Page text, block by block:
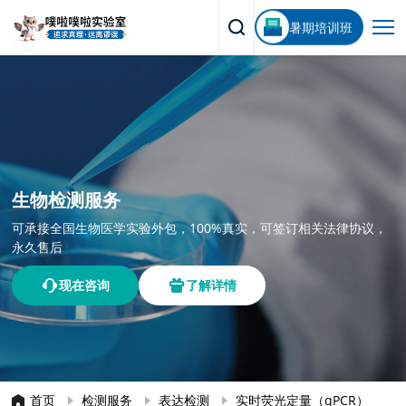
暑期培训班
生物检测服务
可承接全国生物医学实验外包，100%真实，可签订相关法律协议，
永久售后
现在咨询 了解详情
首页 检测服务 表达检测 实时荧光定量（qPCR）